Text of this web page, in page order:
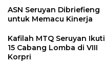
ASN Seruyan Dibriefieng
untuk Memacu Kinerja
Kafilah MTQ Seruyan Ikuti
15 Cabang Lomba di VIII
Korpri